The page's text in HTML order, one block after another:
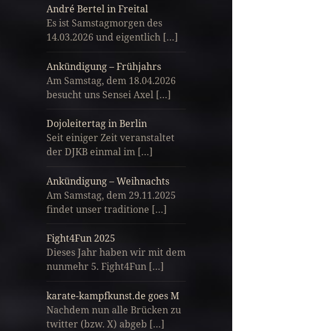
André Bertel in Freital
Es ist Samstagmorgen des
14.03.2026 und eigentlich […]
Ankündigung – Frühjahrs
Am Samstag, dem 18.04.2026
besucht uns Sensei Axel […]
Dojoleitertag in Berlin
Seit einiger Zeit veranstaltet
der DJKB einmal im […]
Ankündigung – Weihnachts
Am Samstag, dem 29.11.2025
findet unser traditione […]
Fight4Fun 2025
Dieses Jahr haben wir mit dem
nunmehr 5. Fight4Fun […]
karate-kampfkunst.de goes M
Nachdem nun alle Brücken zu
twitter (bzw. X) abgeb […]